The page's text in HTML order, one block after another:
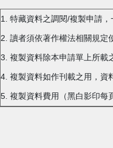
1. 特藏資料之調閱/複製申請
2. 讀者須依著作權法相關規定
3. 複製資料除本申請單上所載
4. 複製資料如作刊載之用，資
5. 複製資料費用（黑白影印每